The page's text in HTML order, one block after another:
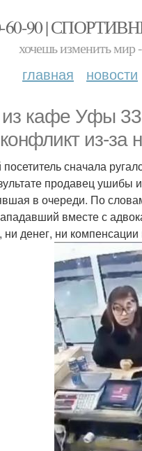
60-90 |
хочешь изменить мир
главная новости
кафе Уфы
из-за
сначала
продавец ушибы
в очереди. По
вместе с
ни денег, ни